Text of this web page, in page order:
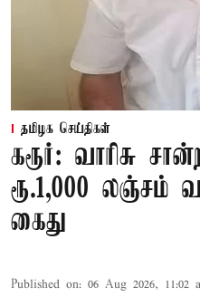
தமிழக செய்திகள்
கரூர்: வாரிசு
ரூ.1,000 லஞ்சம்
கைது
Published on: 06 Aug 2026, 11:02